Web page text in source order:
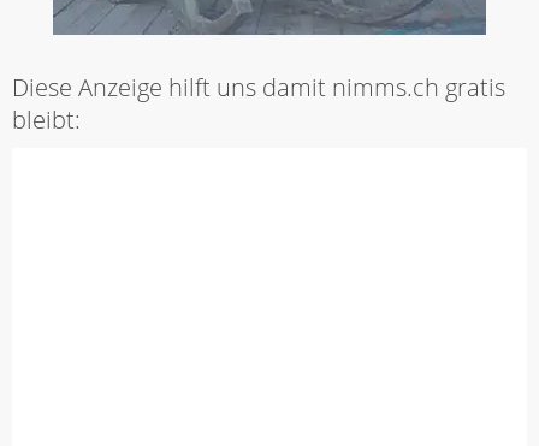
Diese Anzeige hilft uns damit nimms.ch gratis
bleibt: